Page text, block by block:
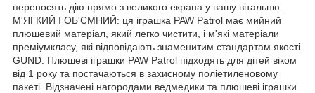
переносять дію прямо з великого екрана у вашу вітальню.
М'ЯГКИЙ І ОБ'ЄМНИЙ: ця іграшка PAW Patrol має мийний
плюшевий матеріал, який легко чистити, і м'які матеріали
преміумкласу, які відповідають знаменитим стандартам якості
GUND. Плюшеві іграшки PAW Patrol підходять для дітей віком
від 1 року та постачаються в захисному поліетиленовому
пакеті. Відзначені нагородами ведмедики та плюшеві іграшки